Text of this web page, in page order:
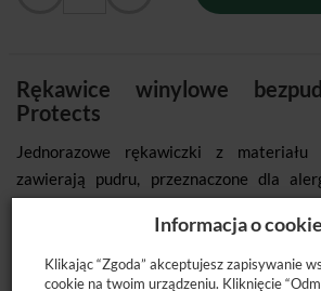
Rękawice winylowe
Protects
Jednorazowe rękawiczki z materiału
zawierają pudru, przeznaczone dla
lateksowych białek i akceleratorów.
dłoń.
Informacja o
Klikając “Zgoda” akceptujesz zapisywanie
cookie na twoim urządzeniu. Kliknięcie